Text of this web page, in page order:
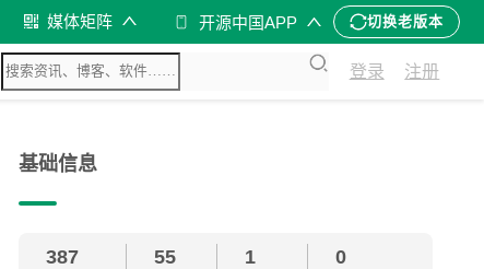
媒体矩阵 开源中国APP 切换老版本
登录 注册
基础信息
387 55 1 0